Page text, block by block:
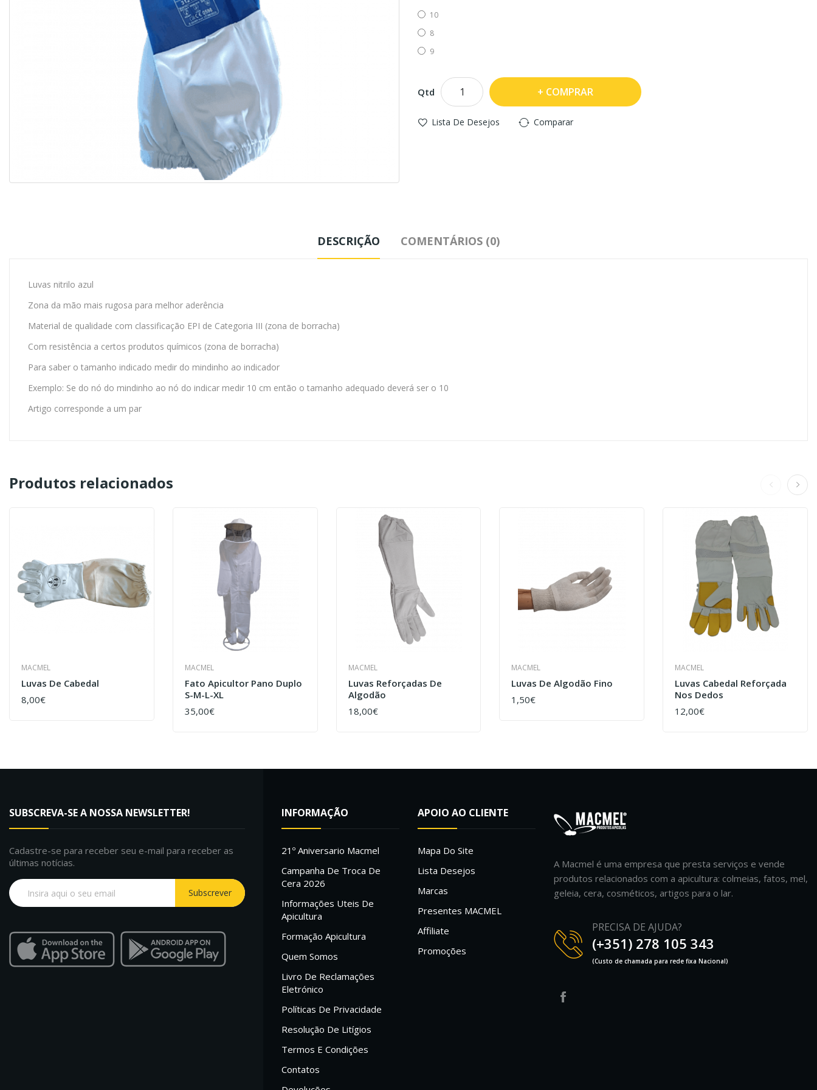
10
8
9
Qtd COMPRAR
Lista De Desejos Comparar
DESCRIÇÃO COMENTÁRIOS (0)
Luvas nitrilo azul
Zona da mão mais rugosa para melhor aderência
Material de qualidade com classificação EPI de Categoria III (zona de borracha)
Com resistência a certos produtos químicos (zona de borracha)
Para saber o tamanho indicado medir do mindinho ao indicador
Exemplo: Se do nó do mindinho ao nó do indicar medir 10 cm então o tamanho adequado deverá ser o 10
Artigo corresponde a um par
Produtos relacionados
MACMEL
Luvas De Cabedal
8,00€
COMPRAR
MACMEL
Fato Apicultor Pano Duplo
S-M-L-XL
35,00€
COMPRAR
MACMEL
Luvas Reforçadas De
Algodão
18,00€
COMPRAR
MACMEL
Luvas De Algodão Fino
1,50€
COMPRAR
MACMEL
Luvas Cabedal Reforçada
Nos Dedos
12,00€
COMPRAR
SUBSCREVA-SE A NOSSA NEWSLETTER!
Cadastre-se para receber seu e-mail para receber as
últimas notícias.
Subscrever
INFORMAÇÃO
21º Aniversario Macmel
Campanha De Troca De
Cera 2026
Informações Uteis De
Apicultura
Formação Apicultura
Quem Somos
Livro De Reclamações
Eletrónico
Políticas De Privacidade
Resolução De Litígios
Termos E Condições
Contatos
APOIO AO CLIENTE
Mapa Do Site
Lista Desejos
Marcas
Presentes MACMEL
Affiliate
Promoções
A Macmel é uma empresa que presta serviços e vende
produtos relacionados com a apicultura: colmeias, fatos, mel,
geleia, cera, cosméticos, artigos para o lar.
PRECISA DE AJUDA?
(+351) 278 105 343
(Custo de chamada para rede fixa Nacional)